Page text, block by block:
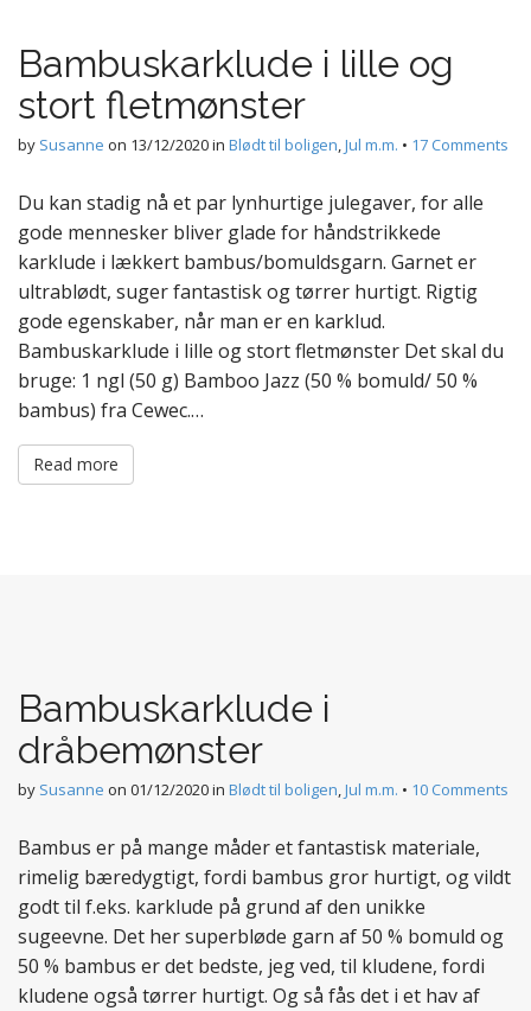
Bambuskarklude i lille og
stort fletmønster
by Susanne on 13/12/2020in Blødt til boligen,Jul m.m. • 17 Comments
Du kan stadig nå et par lynhurtige julegaver, for alle
gode mennesker bliver glade for håndstrikkede
karklude i lækkert bambus/bomuldsgarn. Garnet er
ultrablødt, suger fantastisk og tørrer hurtigt. Rigtig
gode egenskaber, når man er en karklud.
Bambuskarklude i lille og stort fletmønster Det skal du
bruge: 1 ngl (50 g) Bamboo Jazz (50 % bomuld/ 50 %
bambus) fra Cewec.…
Read more
Bambuskarklude i
dråbemønster
by Susanne on 01/12/2020in Blødt til boligen,Jul m.m. • 10 Comments
Bambus er på mange måder et fantastisk materiale,
rimelig bæredygtigt, fordi bambus gror hurtigt, og vildt
godt til f.eks. karklude på grund af den unikke
sugeevne. Det her superbløde garn af 50 % bomuld og
50 % bambus er det bedste, jeg ved, til kludene, fordi
kludene også tørrer hurtigt. Og så fås det i et hav af